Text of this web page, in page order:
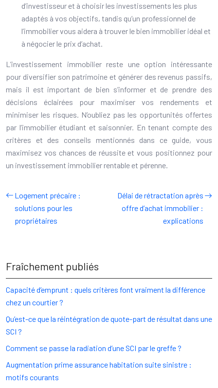
d’investisseur et à choisir les investissements les plus
adaptés à vos objectifs, tandis qu’un professionnel de
l’immobilier vous aidera à trouver le bien immobilier idéal et
à négocier le prix d’achat.
L’investissement immobilier reste une option intéressante
pour diversifier son patrimoine et générer des revenus passifs,
mais il est important de bien s’informer et de prendre des
décisions éclairées pour maximiser vos rendements et
minimiser les risques. N’oubliez pas les opportunités offertes
par l’immobilier étudiant et saisonnier. En tenant compte des
critères et des conseils mentionnés dans ce guide, vous
maximisez vos chances de réussite et vous positionnez pour
un investissement immobilier rentable et pérenne.
Logement précaire :
solutions pour les
propriétaires
Délai de rétractation après
offre d’achat immobilier :
explications
Fraîchement publiés
Capacité d’emprunt : quels critères font vraiment la différence
chez un courtier ?
Qu’est-ce que la réintégration de quote-part de résultat dans une
SCI ?
Comment se passe la radiation d’une SCI par le greffe ?
Augmentation prime assurance habitation suite sinistre :
motifs courants